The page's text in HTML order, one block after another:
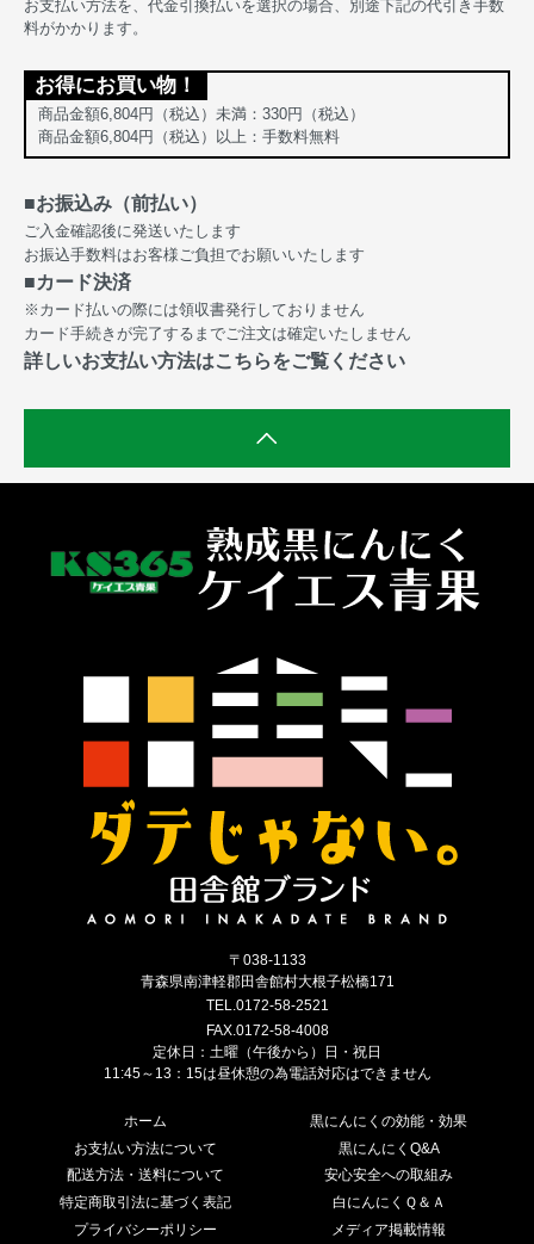
お支払い方法を、代金引換払いを選択の場合、別途下記の代引き手数
料がかかります。
お得にお買い物！
商品金額6,804円（税込）未満：330円（税込）
商品金額6,804円（税込）以上：手数料無料
■お振込み（前払い）
ご入金確認後に発送いたします
お振込手数料はお客様ご負担でお願いいたします
■カード決済
※カード払いの際には領収書発行しておりません
カード手続きが完了するまでご注文は確定いたしません
詳しいお支払い方法はこちらをご覧ください
〒038-1133
青森県南津軽郡田舎館村大根子松橋171
TEL.0172-58-2521
FAX.0172-58-4008
定休日：土曜（午後から）日・祝日
11:45～13：15は昼休憩の為電話対応はできません
ホーム
お支払い方法について
配送方法・送料について
特定商取引法に基づく表記
プライバシーポリシー
黒にんにくの効能・効果
黒にんにくQ&A
安心安全への取組み
白にんにくＱ＆Ａ
メディア掲載情報